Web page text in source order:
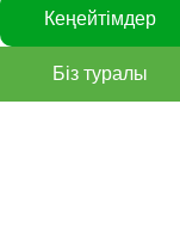
Кеңейтімдер
Біз туралы